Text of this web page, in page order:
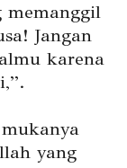
memanggil
Jangan
karena
yang